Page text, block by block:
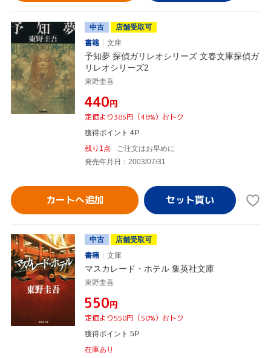
中古
店舗受取可
書籍
文庫
予知夢 探偵ガリレオシリーズ 文春文庫探偵ガ
リレオシリーズ2
東野圭吾
¥440円
定価より385円（46%）おトク
獲得ポイント 4P
残り1点
ご注文はお早めに
発売年月日：2003/07/31
カートへ追加
中古
店舗受取可
書籍
文庫
マスカレード・ホテル 集英社文庫
東野圭吾
¥550円
定価より550円（50%）おトク
獲得ポイント 5P
在庫あり